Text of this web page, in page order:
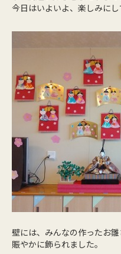
今日はいよいよ、楽しみに
壁には、みんなの作ったお雛
賑やかに飾られました。